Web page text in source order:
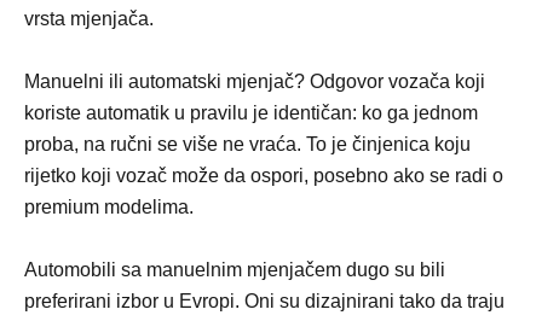
vrsta mjenjača.
Manuelni ili automatski mjenjač? Odgovor vozača koji
koriste automatik u pravilu je identičan: ko ga jednom
proba, na ručni se više ne vraća. To je činjenica koju
rijetko koji vozač može da ospori, posebno ako se radi o
premium modelima.
Automobili sa manuelnim mjenjačem dugo su bili
preferirani izbor u Evropi. Oni su dizajnirani tako da traju